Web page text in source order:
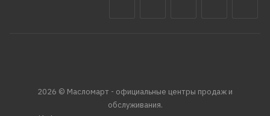
2026 © Масломарт - официальные центры продаж и
обслуживания.